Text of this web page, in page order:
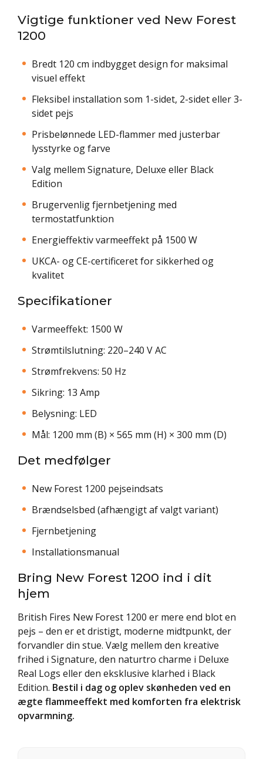
Vigtige funktioner ved New Forest
1200
Bredt 120 cm indbygget design for maksimal
visuel effekt
Fleksibel installation som 1-sidet, 2-sidet eller 3-
sidet pejs
Prisbelønnede LED-flammer med justerbar
lysstyrke og farve
Valg mellem Signature, Deluxe eller Black
Edition
Brugervenlig fjernbetjening med
termostatfunktion
Energieffektiv varmeeffekt på 1500 W
UKCA- og CE-certificeret for sikkerhed og
kvalitet
Specifikationer
Varmeeffekt: 1500 W
Strømtilslutning: 220–240 V AC
Strømfrekvens: 50 Hz
Sikring: 13 Amp
Belysning: LED
Mål: 1200 mm (B) × 565 mm (H) × 300 mm (D)
Det medfølger
New Forest 1200 pejseindsats
Brændselsbed (afhængigt af valgt variant)
Fjernbetjening
Installationsmanual
Bring New Forest 1200 ind i dit
hjem
British Fires New Forest 1200 er mere end blot en
pejs – den er et dristigt, moderne midtpunkt, der
forvandler din stue. Vælg mellem den kreative
frihed i Signature, den naturtro charme i Deluxe
Real Logs eller den eksklusive klarhed i Black
Edition. Bestil i dag og oplev skønheden ved en
ægte flammeeffekt med komforten fra elektrisk
opvarmning.